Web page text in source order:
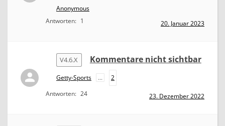
Anonymous
Antworten: 1 20. Januar 2023
V4.6.X Kommentare nicht sichtbar
Getty-Sports ...
2
Antworten: 24 23. Dezember 2022